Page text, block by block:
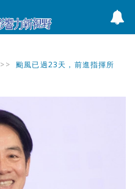
>> 颱風已過23天，前進指揮所